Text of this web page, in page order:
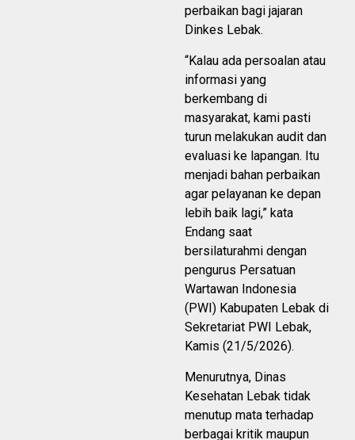
perbaikan bagi jajaran
Dinkes Lebak.
“Kalau ada persoalan atau
informasi yang
berkembang di
masyarakat, kami pasti
turun melakukan audit dan
evaluasi ke lapangan. Itu
menjadi bahan perbaikan
agar pelayanan ke depan
lebih baik lagi,” kata
Endang saat
bersilaturahmi dengan
pengurus Persatuan
Wartawan Indonesia
(PWI) Kabupaten Lebak di
Sekretariat PWI Lebak,
Kamis (21/5/2026).
Menurutnya, Dinas
Kesehatan Lebak tidak
menutup mata terhadap
berbagai kritik maupun